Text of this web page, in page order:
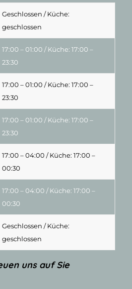
Geschlossen / Küche:
geschlossen
17:00 – 01:00 / Küche: 17:00 –
23:30
17:00 – 01:00 / Küche: 17:00 –
23:30
17:00 – 01:00 / Küche: 17:00 –
23:30
17:00 – 04:00 / Küche: 17:00 –
00:30
17:00 – 04:00 / Küche: 17:00 –
00:30
Geschlossen / Küche:
geschlossen
uns auf Sie